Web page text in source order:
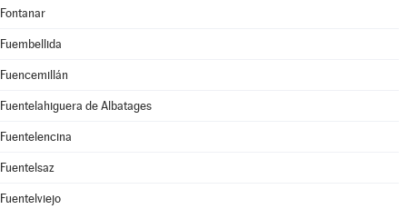
Fontanar
Fuembellida
Fuencemillán
Fuentelahiguera de Albatages
Fuentelencina
Fuentelsaz
Fuentelviejo